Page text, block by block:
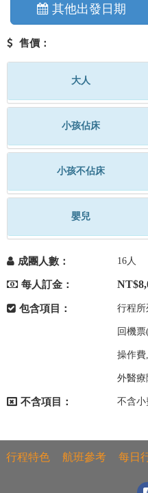
其他出發日期
售價：
大人
小孩佔床
小孩不佔床
嬰兒
成團人數： 16人
每人訂金：
包含項目： 行程
回機
操作費
外醫療
不含項目： 不含小
行程特色 航班參考 每日